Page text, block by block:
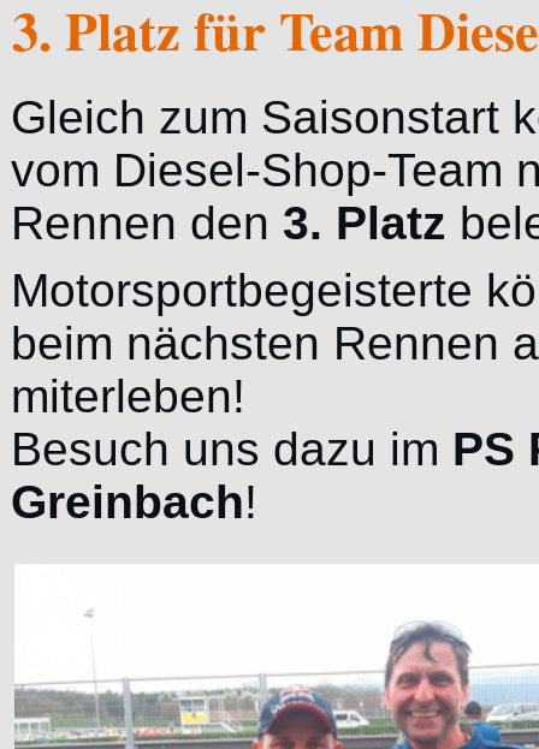
3. Platz für Team
Gleich zum Saisonstart
vom Diesel-Shop-Team
Rennen den 3. Platz
Motorsportbegeisterte
beim nächsten Rennen
miterleben!
Besuch uns dazu im PS
Greinbach!